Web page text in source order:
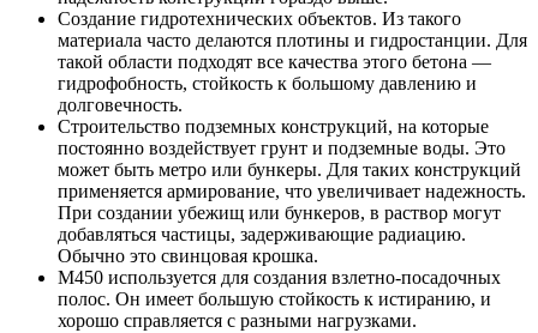
Создание гидротехнических объектов. Из такого
материала часто делаются плотины и гидростанции. Для
такой области подходят все качества этого бетона —
гидрофобность, стойкость к большому давлению и
долговечность.
Строительство подземных конструкций, на которые
постоянно воздействует грунт и подземные воды. Это
может быть метро или бункеры. Для таких конструкций
применяется армирование, что увеличивает надежность.
При создании убежищ или бункеров, в раствор могут
добавляться частицы, задерживающие радиацию.
Обычно это свинцовая крошка.
М450 используется для создания взлетно-посадочных
полос. Он имеет большую стойкость к истиранию, и
хорошо справляется с разными нагрузками.